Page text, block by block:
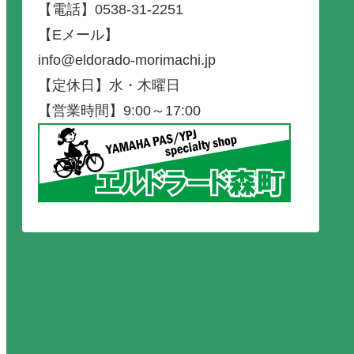
【電話】0538-31-2251
【Eメール】
info@eldorado-morimachi.jp
【定休日】水・木曜日
【営業時間】9:00～17:00